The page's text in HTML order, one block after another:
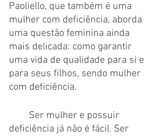
Paoliello, que também é uma
mulher com deficiência, aborda
uma questão feminina ainda
mais delicada: como garantir
uma vida de qualidade para si e
para seus filhos, sendo mulher
com deficiência.
deficiência já não é fácil. Ser